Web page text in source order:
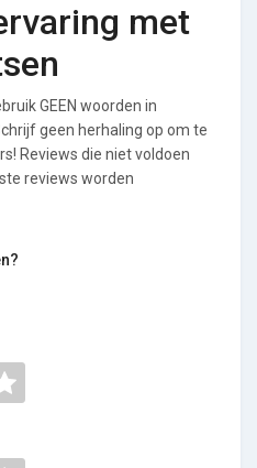
met
GEEN woorden in
geen herhaling op om te
Reviews die niet voldoen
reviews worden